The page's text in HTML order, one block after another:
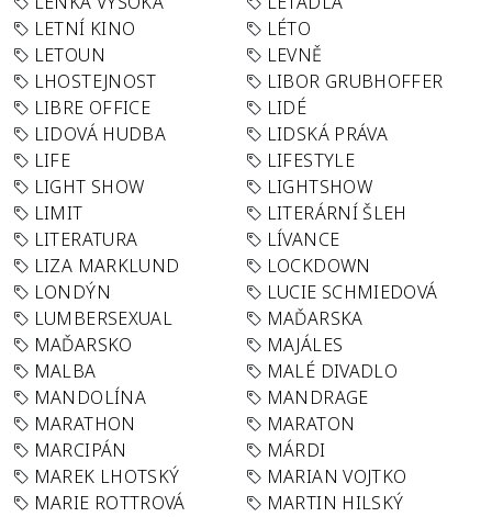
LETNÍ KINO
LÉTO
LETOUN
LEVNĚ
LHOSTEJNOST
LIBOR GRUBHOFFER
LIBRE OFFICE
LIDÉ
LIDOVÁ HUDBA
LIDSKÁ PRÁVA
LIFE
LIFESTYLE
LIGHT SHOW
LIGHTSHOW
LIMIT
LITERÁRNÍ ŠLEH
LITERATURA
LÍVANCE
LIZA MARKLUND
LOCKDOWN
LONDÝN
LUCIE SCHMIEDOVÁ
LUMBERSEXUAL
MAĎARSKA
MAĎARSKO
MAJÁLES
MALBA
MALÉ DIVADLO
MANDOLÍNA
MANDRAGE
MARATHON
MARATON
MARCIPÁN
MÁRDI
MAREK LHOTSKÝ
MARIAN VOJTKO
MARIE ROTTROVÁ
MARTIN HILSKÝ